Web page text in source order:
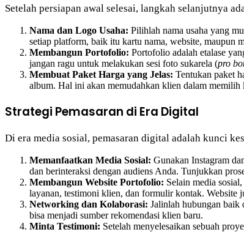
Setelah persiapan awal selesai, langkah selanjutnya
Nama dan Logo Usaha: Pilihlah nama usaha yang
setiap platform, baik itu kartu nama, website, maupun
Membangun Portofolio: Portofolio adalah etalase
jangan ragu untuk melakukan sesi foto sukarela (pro
Membuat Paket Harga yang Jelas: Tentukan paket
album. Hal ini akan memudahkan klien dalam memilih
Strategi Pemasaran di Era Digital
Di era media sosial, pemasaran digital adalah kunci
Memanfaatkan Media Sosial: Gunakan Instagram
dan berinteraksi dengan audiens Anda. Tunjukkan
Membangun Website Portofolio: Selain media
layanan, testimoni klien, dan formulir kontak. Website
Networking dan Kolaborasi: Jalinlah hubungan baik
bisa menjadi sumber rekomendasi klien baru.
Minta Testimoni: Setelah menyelesaikan sebuah